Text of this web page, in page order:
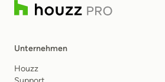
Unternehmen
Houzz